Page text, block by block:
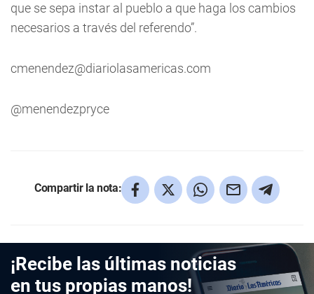
que se sepa instar al pueblo a que haga los cambios
necesarios a través del referendo”.
cmenendez@diariolasamericas.com
@menendezpryce
Compartir la nota:
¡Recibe las últimas noticias
en tus propias manos!